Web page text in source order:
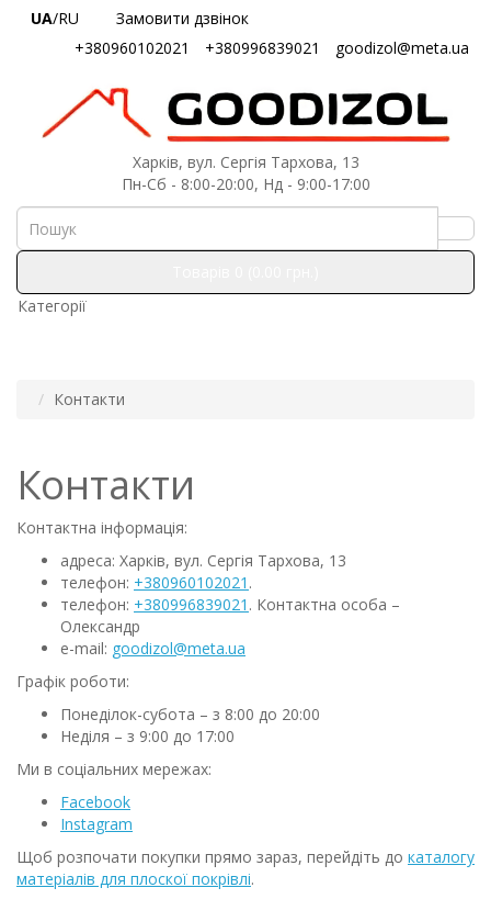
UA/RU
Замовити дзвінок
+380960102021
+380996839021 goodizol@meta.ua
Харків, вул. Сергія Тархова, 13
Пн-Сб - 8:00-20:00, Нд - 9:00-17:00
Категорії
Контакти
Контакти
Контактна інформація:
адреса: Харків, вул. Сергія Тархова, 13
телефон: +380960102021 .
телефон: +380996839021 . Контактна особа –
Олександр
e-mail: goodizol@meta.ua
Графік роботи:
Понеділок-субота – з 8:00 до 20:00
Неділя – з 9:00 до 17:00
Ми в соціальних мережах:
Facebook
Instagram
Щоб розпочати покупки прямо зараз, перейдіть до каталогу
матеріалів для плоскої покрівлі.